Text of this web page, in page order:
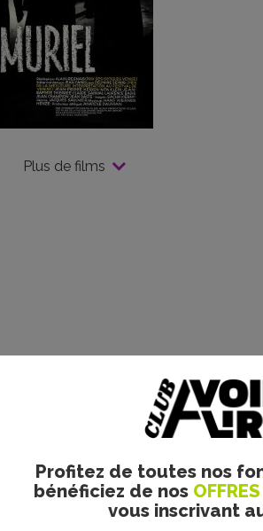
Profitez de toutes nos
bénéficiez de nos
vous inscrivant
Plus de films